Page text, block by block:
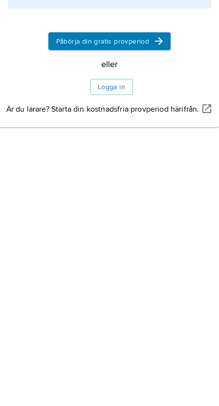
Påbörja din gratis provperiod
eller
Logga in
Är du lärare? Starta din kostnadsfria provperiod härifrån.